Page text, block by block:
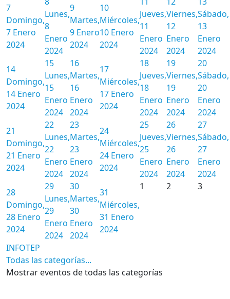
7
Domingo,
7 Enero
2024
Lunes,
8
Enero
2024
9
Martes,
9 Enero
2024
10
Miércoles,
10 Enero
2024
Jueves,
11
Enero
2024
Viernes,
12
Enero
2024
Sábado,
13
Enero
2024
14
Domingo,
14 Enero
2024
15
Lunes,
15
Enero
2024
16
Martes,
16
Enero
2024
17
Miércoles,
17 Enero
2024
18
Jueves,
18
Enero
2024
19
Viernes,
19
Enero
2024
20
Sábado,
20
Enero
2024
21
Domingo,
21 Enero
2024
22
Lunes,
22
Enero
2024
23
Martes,
23
Enero
2024
24
Miércoles,
24 Enero
2024
25
Jueves,
25
Enero
2024
26
Viernes,
26
Enero
2024
27
Sábado,
27
Enero
2024
28
Domingo,
28 Enero
2024
29
Lunes,
29
Enero
2024
30
Martes,
30
Enero
2024
31
Miércoles,
31 Enero
2024
1 2 3
INFOTEP
Todas las categorías...
Mostrar eventos de todas las categorías